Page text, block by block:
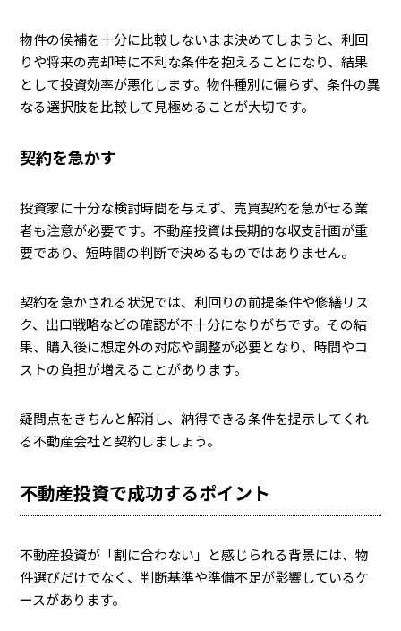
物件の候補を十分に比較しないまま決めてしまうと、利回
りや将来の売却時に不利な条件を抱えることになり、結果
として投資効率が悪化します。物件種別に偏らず、条件の異
なる選択肢を比較して見極めることが大切です。
契約を急かす
投資家に十分な検討時間を与えず、売買契約を急がせる業
者も注意が必要です。不動産投資は長期的な収支計画が重
要であり、短時間の判断で決めるものではありません。
契約を急かされる状況では、利回りの前提条件や修繕リス
ク、出口戦略などの確認が不十分になりがちです。その結
果、購入後に想定外の対応や調整が必要となり、時間やコ
ストの負担が増えることがあります。
疑問点をきちんと解消し、納得できる条件を提示してくれ
る不動産会社と契約しましょう。
不動産投資で成功するポイント
不動産投資が「割に合わない」と感じられる背景には、物
件選びだけでなく、判断基準や準備不足が影響しているケ
ースがあります。